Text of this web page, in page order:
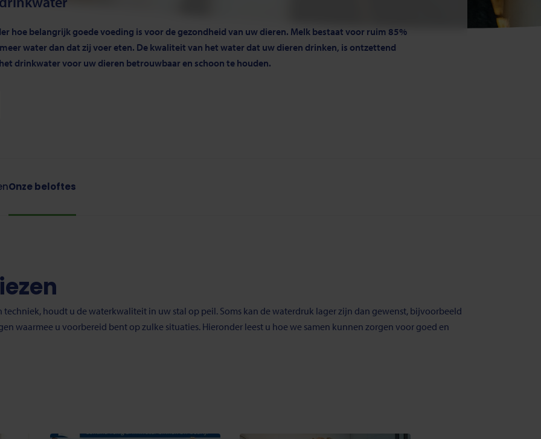
hoe belangrijk goede voeding is voor de gezondheid van uw dieren. Melk bestaat voor ruim 85%
water dan dat zij voer eten. De kwaliteit van het water dat uw dieren drinken, is ontzettend
drinkwater voor uw dieren betrouwbaar en schoon te houden.
Onze beloftes
houdt u de waterkwaliteit in uw stal op peil. Soms kan de waterdruk lager zijn dan gewenst, bijvoorbeeld
waarmee u voorbereid bent op zulke situaties. Hieronder leest u hoe we samen kunnen zorgen voor goed en